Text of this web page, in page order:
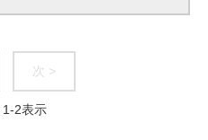
次 >
1-2表示